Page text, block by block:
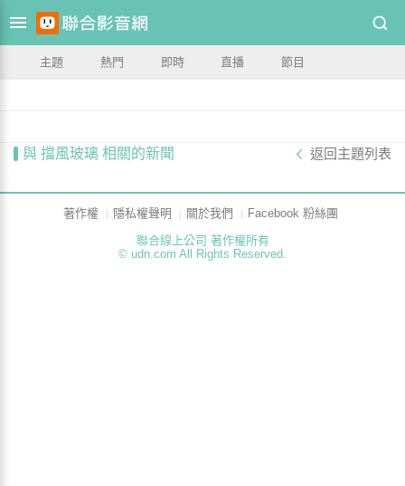
主題 熱門 即時 直播 節目
與 擋風玻璃 相關的新聞 返回主題列表
著作權 隱私權聲明 關於我們
Facebook 粉絲團
聯合線上公司 著作權所有
© udn.com All Rights Reserved.